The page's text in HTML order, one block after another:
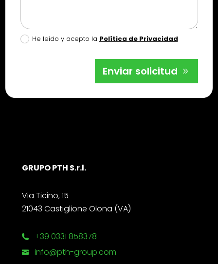
He leído y acepto la Política de Privacidad
Enviar solicitud
GRUPO PTH S.r.l.
Via Ticino, 15
21043 Castiglione Olona (VA)
 +39 0331 858378
 info@pth-group.com